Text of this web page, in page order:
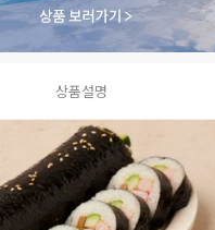
상품설명